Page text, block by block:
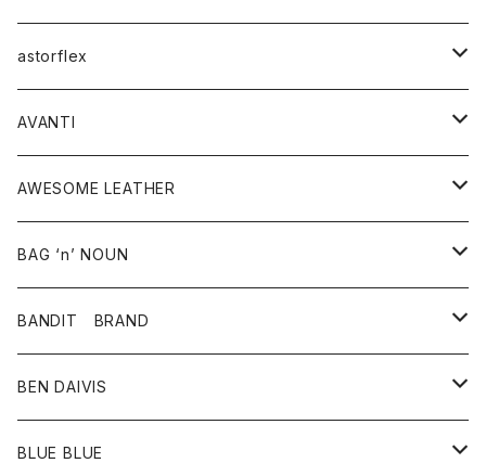
スカート
バッグ
シューズ
アクセサリー
その他雑貨
コート
ジャケット
トップス
ベスト
シャツ
ワンピース
ボトム
スカート
パンツ
グッズ
靴
アクセサリー
ウォレット
バッグ
astorflex
グッズ
靴
AVANTI
シャツ
AWESOME LEATHER
アウター
革ジャケット
BAG ‘n’ NOUN
アクセサリー
バッグ
ポーチ
BANDIT BRAND
トップス
Ｔシャツ
BEN DAIVIS
ポトム
BLUE BLUE